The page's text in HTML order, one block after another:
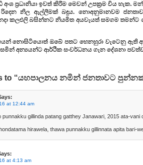
අංශ ප්‍රධානියා ඉවත් කිරීම මෙවන් උපක්‍රම විය හැක.
නිල ඇල්ලීමක් බඳුය. නොඅනුමානවම
කලඑලි බසින්නට නියමිත අයවැයත් සමගම තමන්ට
නොසිටියොත් ඔබේ පතට හෙනහුරා වැටෙනු ඇති
අන්‍යයන්ට ආර්ථික සංවර්ධනය ගැන දේශනා
to “යහපාලනය නමින් ජනතාවට
at 12:44 am
punnakku gillinda patang gatthey Janawari, 2015 ata-vani
hirawela, thawa punnakku gillinnata apita bari-
at 4:13 am